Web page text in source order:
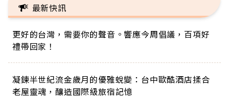
最新快訊
更好的台灣，需要你的聲音。響應今周倡議，百項好
禮帶回家！
凝鍊半世紀流金歲月的優雅蛻變：台中歐酷酒店揉合
老屋靈魂，釀造國際級旅宿記憶